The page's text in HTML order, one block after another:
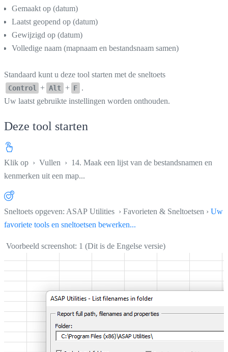
Gemaakt op (datum)
Laatst geopend op (datum)
Gewijzigd op (datum)
Volledige naam (mapnaam en bestandsnaam samen)
Standaard kunt u deze tool starten met de sneltoets
Control + Alt + F .
Uw laatst gebruikte instellingen worden onthouden.
Deze tool starten
Klik op › Vullen › 14. Maak een lijst van de bestandsnamen en
kenmerken uit een map...
Sneltoets opgeven: ASAP Utilities › Favorieten & Sneltoetsen › Uw
favoriete tools en sneltoetsen bewerken...
Voorbeeld screenshot: 1 (Dit is de Engelse versie)